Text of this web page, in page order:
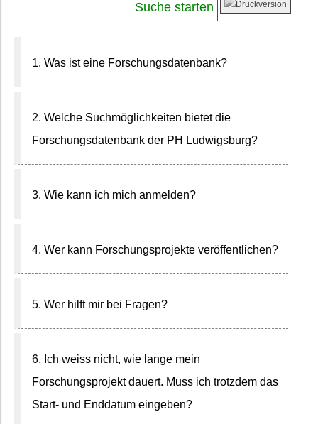
1. Was ist eine Forschungsdatenbank?
2. Welche Suchmöglichkeiten bietet die
Forschungsdatenbank der PH Ludwigsburg?
3. Wie kann ich mich anmelden?
4. Wer kann Forschungsprojekte veröffentlichen?
5. Wer hilft mir bei Fragen?
6. Ich weiss nicht, wie lange mein
Forschungsprojekt dauert. Muss ich trotzdem das
Start- und Enddatum eingeben?